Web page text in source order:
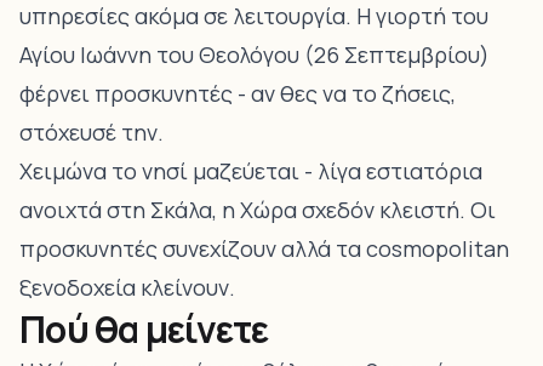
υπηρεσίες ακόμα σε λειτουργία. Η γιορτή του
Αγίου Ιωάννη του Θεολόγου (26 Σεπτεμβρίου)
φέρνει προσκυνητές - αν θες να το ζήσεις,
στόχευσέ την.
Χειμώνα το νησί μαζεύεται - λίγα εστιατόρια
ανοιχτά στη Σκάλα, η Χώρα σχεδόν κλειστή. Οι
προσκυνητές συνεχίζουν αλλά τα cosmopolitan
ξενοδοχεία κλείνουν.
Πού θα μείνετε